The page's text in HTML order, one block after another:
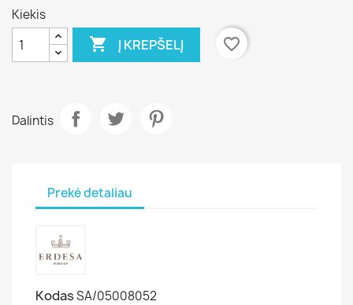
Kiekis
 Į KREPŠELĮ favorite_border
Dalintis
Prekė detaliau
KodasSA/05008052